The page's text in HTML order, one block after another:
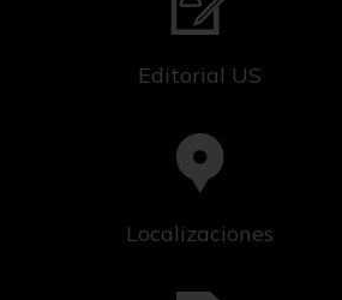
Editorial US
Localizaciones